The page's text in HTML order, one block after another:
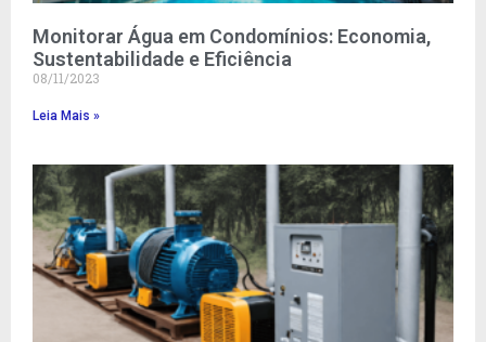
Monitorar Água em Condomínios: Economia,
Sustentabilidade e Eficiência
08/11/2023
Leia Mais »